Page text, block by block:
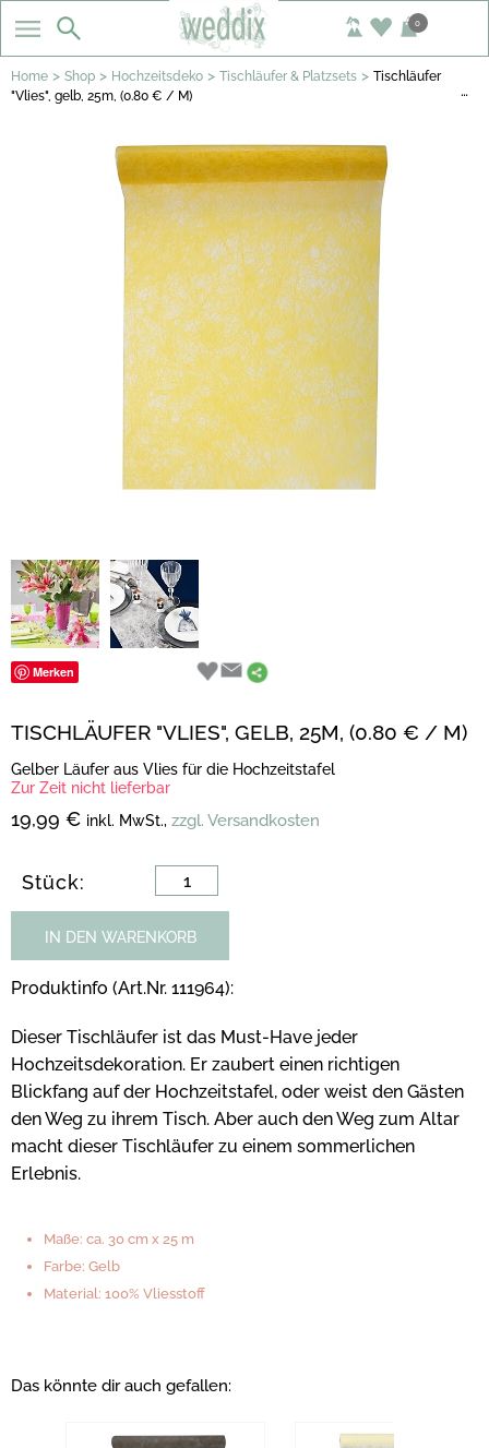
0
Home > Shop > Hochzeitsdeko > Tischläufer & Platzsets > Tischläufer
"Vlies", gelb, 25m, (0.80 € / M)
…
Merken
TISCHLÄUFER "VLIES", GELB, 25M, (0.80 € / M)
Gelber Läufer aus Vlies für die Hochzeitstafel
Zur Zeit nicht lieferbar
19,99 € inkl. MwSt., zzgl. Versandkosten
Stück:
IN DEN WARENKORB
Produktinfo (Art.Nr. 111964):
Dieser Tischläufer ist das Must-Have jeder
Hochzeitsdekoration. Er zaubert einen richtigen
Blickfang auf der Hochzeitstafel, oder weist den Gästen
den Weg zu ihrem Tisch. Aber auch den Weg zum Altar
macht dieser Tischläufer zu einem sommerlichen
Erlebnis.
Maße: ca. 30 cm x 25 m
Farbe: Gelb
Material: 100% Vliesstoff
Das könnte dir auch gefallen: